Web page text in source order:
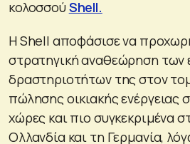
κολοσσούShell.
Η Shell αποφάσισε να
στρατηγική αναθεώρηση των
δραστηριοτήτων της στον
πώλησης οικιακής ενέργειας
χώρες και πιο συγκεκριμένα
Ολλανδία και τη Γερμανία,